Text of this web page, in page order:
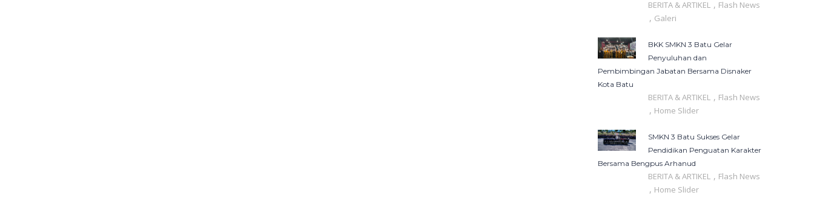
BERITA & ARTIKEL , Flash News
, Galeri
BKK SMKN 3 Batu Gelar
Penyuluhan dan
Pembimbingan Jabatan Bersama Disnaker
Kota Batu
BERITA & ARTIKEL , Flash News
, Home Slider
SMKN 3 Batu Sukses Gelar
Pendidikan Penguatan Karakter
Bersama Bengpus Arhanud
BERITA & ARTIKEL , Flash News
, Home Slider